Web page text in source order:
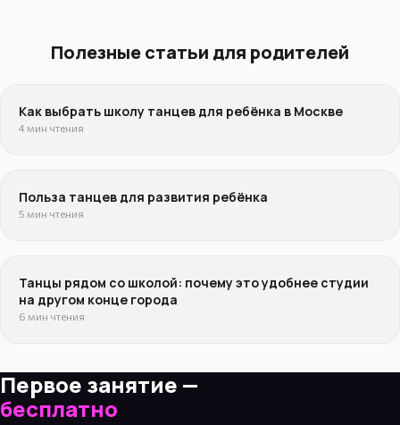
Полезные статьи для родителей
Как выбрать школу танцев для ребёнка в Москве
4 мин чтения
Польза танцев для развития ребёнка
5 мин чтения
Танцы рядом со школой: почему это удобнее студии
на другом конце города
6 мин чтения
Первое занятие —
бесплатно